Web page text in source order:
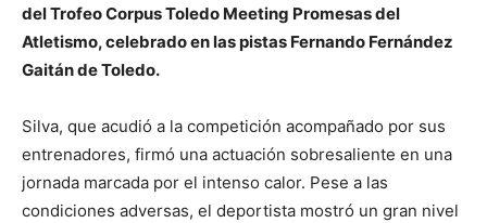
del Trofeo Corpus Toledo Meeting Promesas del
Atletismo, celebrado en las pistas Fernando Fernández
Gaitán de Toledo.
Silva, que acudió a la competición acompañado por sus
entrenadores, firmó una actuación sobresaliente en una
jornada marcada por el intenso calor. Pese a las
condiciones adversas, el deportista mostró un gran nivel